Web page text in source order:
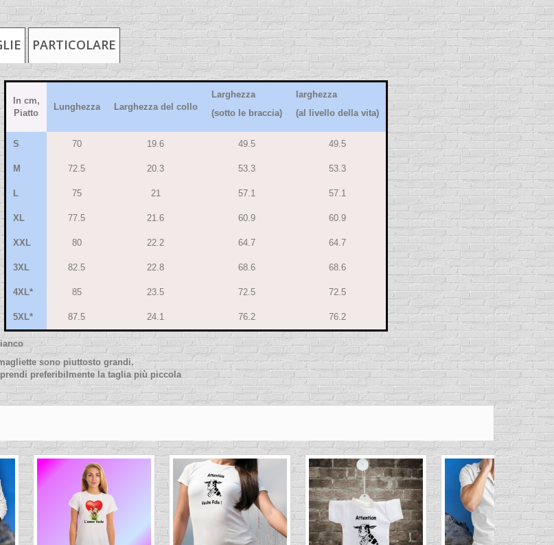
PARTICOLARE
In cm,
Piatto
Lunghezza Larghezza del collo
Larghezza
(sotto le braccia)
larghezza
(al livello della vita)
S 70 19.6 49.5 49.5
M 72.5 20.3 53.3 53.3
L 75 21 57.1 57.1
XL 77.5 21.6 60.9 60.9
XXL 80 22.2 64.7 64.7
3XL 82.5 22.8 68.6 68.6
4XL* 85 23.5 72.5 72.5
5XL* 87.5 24.1 76.2 76.2
sono piuttosto grandi.
preferibilmente la taglia più piccola